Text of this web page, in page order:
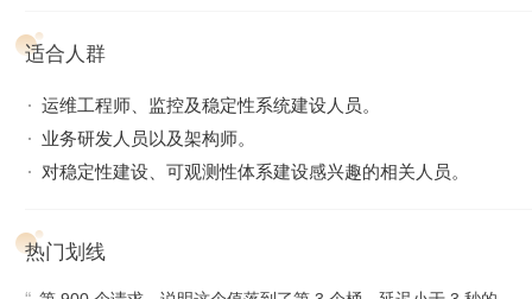
础设施，需求各异，选用哪一款系统更便于扩展？
为了解答这些困惑，我们请到了快猫星云的联合创始人，同时
也是 Open-Falcon、Nightingale、Categraf 的核心研发秦晓辉
老师。他会结合自己在这一领域多年的经验和思考，介绍监控
组件、资源四大场景的监控需求。
适合人群
运维工程师、监控及稳定性系统建设人员。
业务研发人员以及架构师。
对稳定性建设、可观测性体系建设感兴趣的相关人员。
热门划线